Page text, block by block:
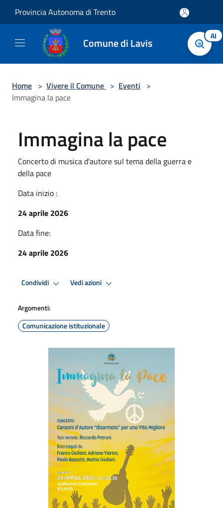
Provincia Autonoma di Trento
Comune di Lavis AI
Home > Vivere il Comune > Eventi >
Immagina la pace
Immagina la pace
Concerto di musica d'autore sul tema della guerra e
della pace
Data inizio :
24 aprile 2026
Data fine:
24 aprile 2026
Condividi Vedi azioni
Argomenti:
Comunicazione istituzionale